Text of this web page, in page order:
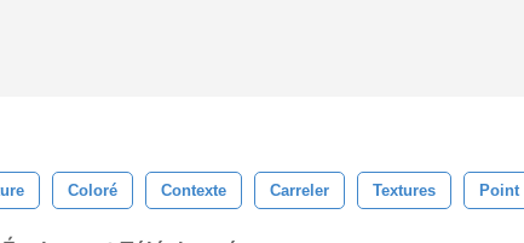
Coloré Contexte Carreler Textures Point